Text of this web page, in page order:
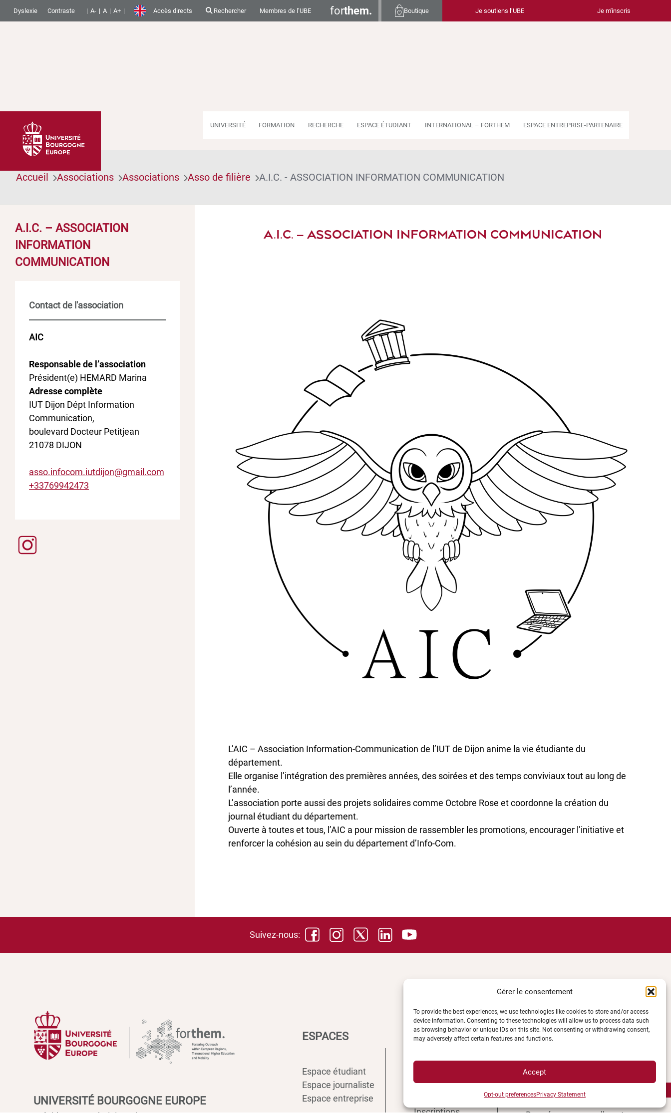
Gérer le consentement
To provide the best experiences, we use technologies like cookies to store and/or access
device information. Consenting to these technologies will allow us to process data such
as browsing behavior or unique IDs on this site. Not consenting or withdrawing consent,
may adversely affect certain features and functions.
Accept
Opt-out preferencesPrivacy Statement
Dyslexie Contraste A- A A+ Accès directs Rechercher Membres de l’UBE forthem. Boutique Je soutiens l’UBE Je m'inscris
UNIVERSITÉ FORMATION RECHERCHE ESPACE ÉTUDIANT INTERNATIONAL – FORTHEM ESPACE ENTREPRISE-PARTENAIRE
Accueil Associations Associations Asso de filière A.I.C. - ASSOCIATION INFORMATION COMMUNICATION
A.I.C. – ASSOCIATION
INFORMATION
COMMUNICATION
Contact de l'association
AIC
Responsable de l’association
Président(e) HEMARD Marina
Adresse complète
IUT Dijon Dépt Information
Communication,
boulevard Docteur Petitjean
21078 DIJON
asso.infocom.iutdijon@gmail.com
+33769942473
A.I.C. – ASSOCIATION INFORMATION COMMUNICATION
L’AIC – Association Information-Communication de l’IUT de Dijon anime la vie étudiante du
département.
Elle organise l’intégration des premières années, des soirées et des temps conviviaux tout au long de
l’année.
L’association porte aussi des projets solidaires comme Octobre Rose et coordonne la création du
journal étudiant du département.
Ouverte à toutes et tous, l’AIC a pour mission de rassembler les promotions, encourager l’initiative et
renforcer la cohésion au sein du département d’Info-Com.
Suivez-nous:
UNIVERSITÉ BOURGOGNE EUROPE
Présidence et administration
ESPACES
Espace étudiant
Espace journaliste
Espace entreprise
ACCÈS DIRECTS
ENT
Inscriptions
INFORMATIONS
Données personnelles et